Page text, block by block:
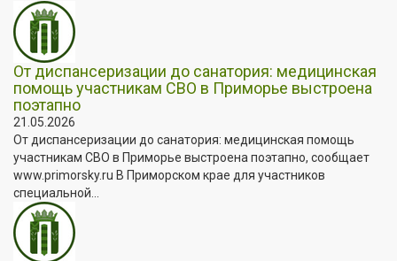
От диспансеризации до санатория: медицинская
помощь участникам СВО в Приморье выстроена
поэтапно
21.05.2026
От диспансеризации до санатория: медицинская помощь
участникам СВО в Приморье выстроена поэтапно, сообщает
www.primorsky.ru В Приморском крае для участников
специальной...